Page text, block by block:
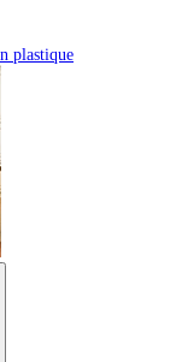
plastique